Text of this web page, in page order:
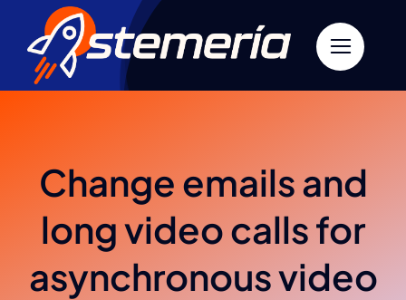
content
Change emails and
long video calls for
asynchronous video